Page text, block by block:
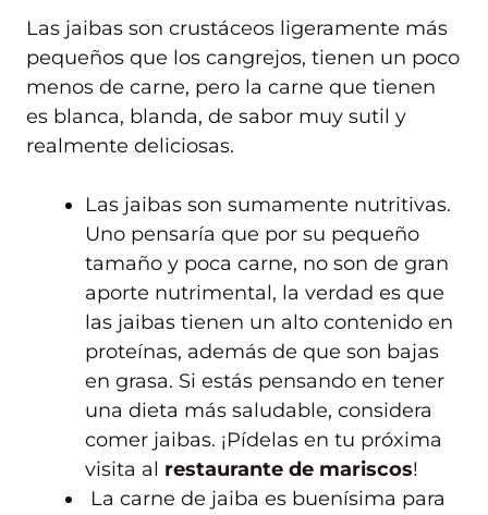
Las jaibas son crustáceos ligeramente más
pequeños que los cangrejos, tienen un poco
menos de carne, pero la carne que tienen
es blanca, blanda, de sabor muy sutil y
realmente deliciosas.
Las jaibas son sumamente nutritivas.
Uno pensaría que por su pequeño
tamaño y poca carne, no son de gran
aporte nutrimental, la verdad es que
las jaibas tienen un alto contenido en
proteínas, además de que son bajas
en grasa. Si estás pensando en tener
una dieta más saludable, considera
comer jaibas. ¡Pídelas en tu próxima
visita al restaurante de mariscos!
La carne de jaiba es buenísima para